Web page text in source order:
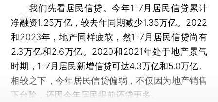
我们先看居民信贷。今年1-7月居民信贷累计
净融资1.25万亿，较去年同期减少1.35万亿。2022
和2023年，地产同样疲软，然1-7月居民信贷尚有
2.3万亿和2.6万亿。2020和2021年处于地产景气
时期，1-7月居民新增信贷可达4.3万亿和5.0万亿。
相较之下，今年居民信贷偏弱，不仅因为地产销售
下台阶，还因今年居民提前还贷更多。